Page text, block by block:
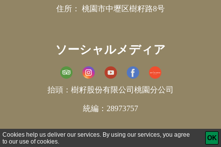
住所： 桃園市中壢区樹籽路8号
ソーシャルメディア
抬頭：樹籽股份有限公司桃園分公司
統編：28973757